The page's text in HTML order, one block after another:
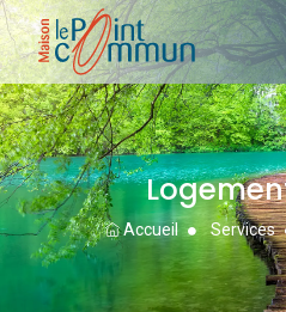
Accueil Services